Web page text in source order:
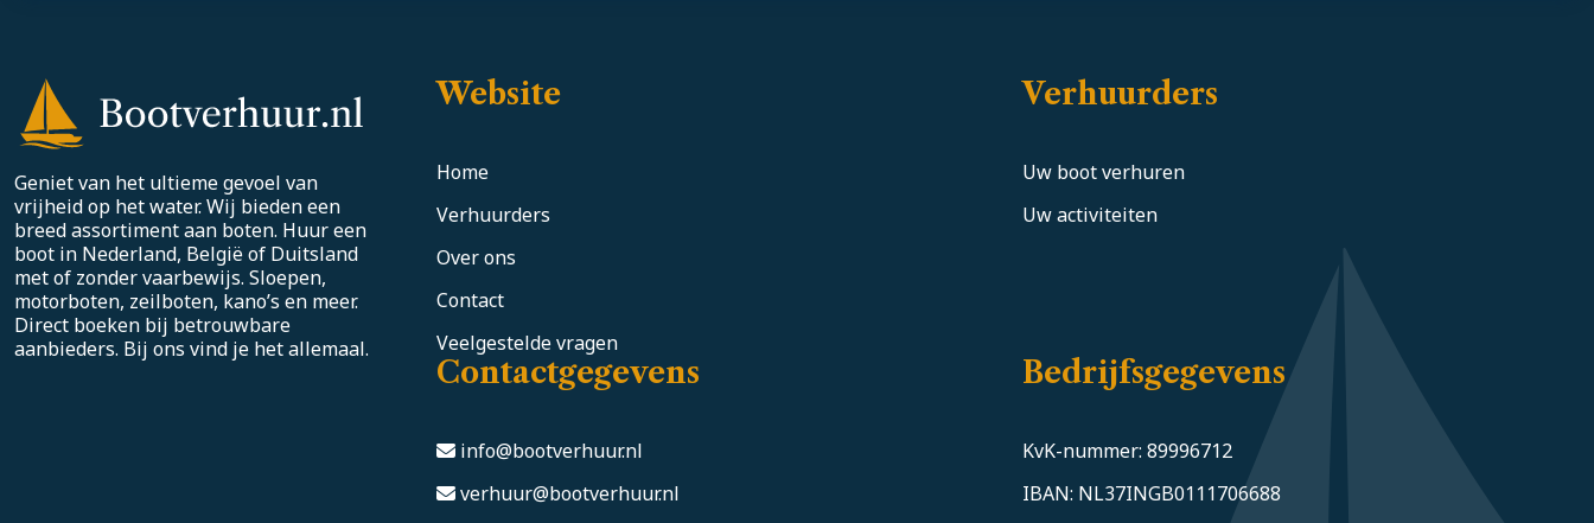
Geniet van het ultieme gevoel van
vrijheid op het water. Wij bieden een
breed assortiment aan boten. Huur een
boot in Nederland, België of Duitsland
met of zonder vaarbewijs. Sloepen,
motorboten, zeilboten, kano’s en meer.
Direct boeken bij betrouwbare
aanbieders. Bij ons vind je het allemaal.
Website
Home
Verhuurders
Over ons
Contact
Veelgestelde vragen
Verhuurders
Uw boot verhuren
Uw activiteiten
Contactgegevens
info@bootverhuur.nl
verhuur@bootverhuur.nl
Bedrijfsgegevens
KvK-nummer: 89996712
IBAN: NL37INGB0111706688